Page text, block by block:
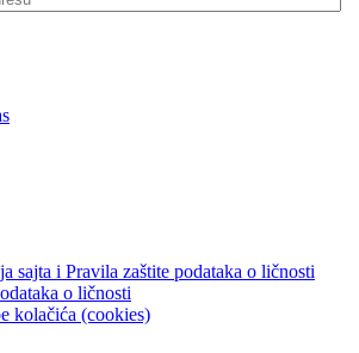
sajta i Pravila zaštite podataka o ličnosti
o ličnosti
kolačića (cookies)